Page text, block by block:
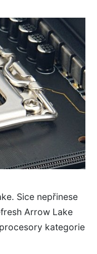
Sice nepřinese
Arrow Lake
kategorie